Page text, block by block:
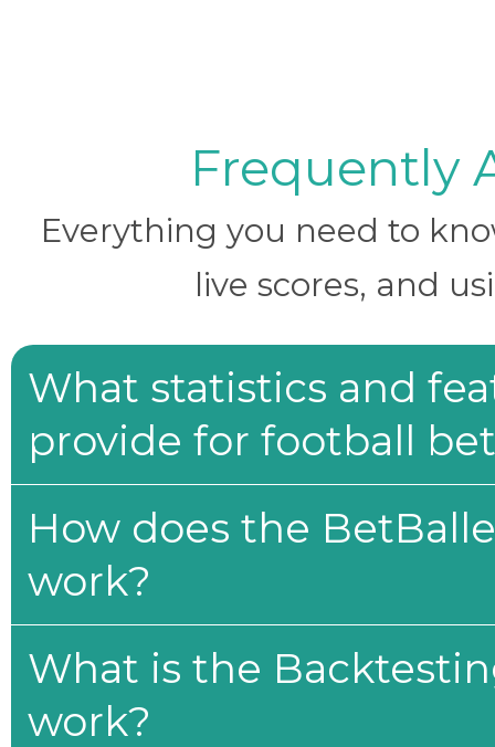
Frequently
Everything you need to
live scores, and
What statistics and
provide for football
How does the
work?
What is the
work?